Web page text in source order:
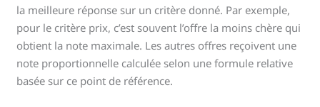
la meilleure réponse sur un critère donné. Par exemple,
pour le critère prix, c’est souvent l’offre la moins chère qui
obtient la note maximale. Les autres offres reçoivent une
note proportionnelle calculée selon une formule relative
basée sur ce point de référence.